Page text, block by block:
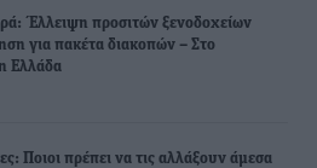
Έλλειψη προσιτών ξενοδοχείων
για πακέτα διακοπών – Στο
Ελλάδα
Ποιοι πρέπει να τις αλλάξουν άμεσα